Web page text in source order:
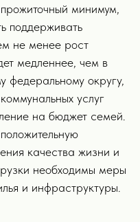
минимум,
поддерживать
не менее рост
медленнее, чем в
федеральному округу,
услуг
на бюджет семей.
качества жизни и
необходимы меры
и инфраструктуры.